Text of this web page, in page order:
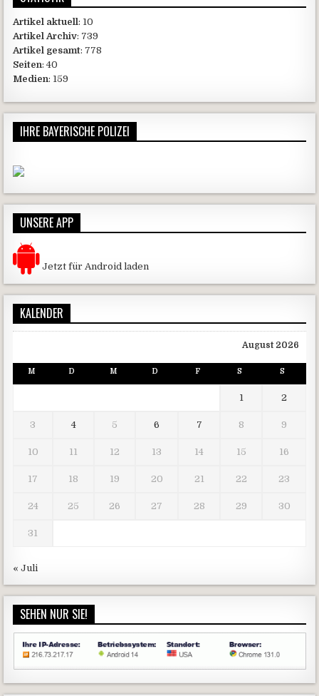
Artikel aktuell : 10
Artikel Archiv: 739
Artikel gesamt: 778
Seiten: 40
Medien: 159
IHRE BAYERISCHE POLIZEI
UNSERE APP
Jetzt für Android laden
KALENDER
August 2026
M D M D F S S
1 2
3 4 5 6 7 8 9
10 11 12 13 14 15 16
17 18 19 20 21 22 23
24 25 26 27 28 29 30
31
« Juli
SEHEN NUR SIE!